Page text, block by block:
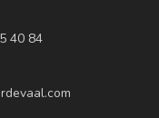
40 84